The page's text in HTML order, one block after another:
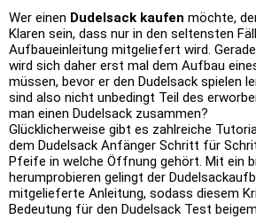
Wer einen Dudelsack kaufen möchte,
Klaren sein, dass nur in den seltensten
Aufbaueinleitung mitgeliefert wird.
wird sich daher erst mal dem Aufbau
müssen, bevor er den Dudelsack spielen
sind also nicht unbedingt Teil des
man einen Dudelsack zusammen?
Glücklicherweise gibt es zahlreiche
dem Dudelsack Anfänger Schritt für
Pfeife in welche Öffnung gehört. Mit ein
herumprobieren gelingt der
mitgelieferte Anleitung, sodass diesem
Bedeutung für den Dudelsack Test